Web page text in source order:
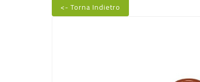
<- Torna Indietro